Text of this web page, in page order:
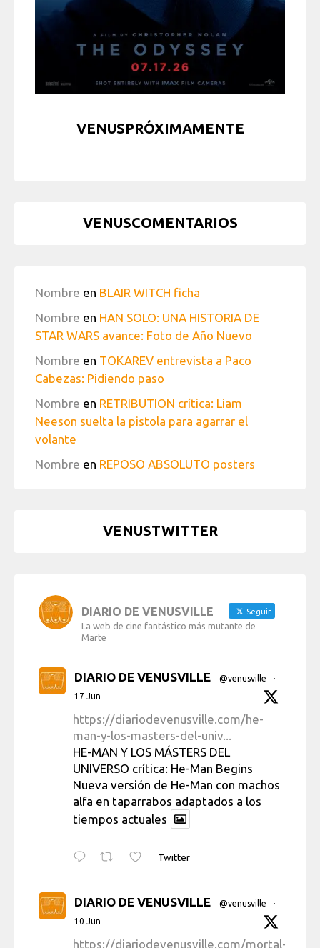
VENUSPRÓXIMAMENTE
VENUSCOMENTARIOS
Nombre en BLAIR WITCH ficha
Nombre en HAN SOLO: UNA HISTORIA DE
STAR WARS avance: Foto de Año Nuevo
Nombre en TOKAREV entrevista a Paco
Cabezas: Pidiendo paso
Nombre en RETRIBUTION crítica: Liam
Neeson suelta la pistola para agarrar el
volante
Nombre en REPOSO ABSOLUTO posters
VENUSTWITTER
DIARIO DE VENUSVILLE Seguir
La web de cine fantástico más mutante de
Marte
DIARIO DE VENUSVILLE @venusville
·
17 Jun
https://diariodevenusville.com/he-
man-y-los-masters-del-univ...
HE-MAN Y LOS MÁSTERS DEL
UNIVERSO crítica: He-Man Begins
Nueva versión de He-Man con machos
alfa en taparrabos adaptados a los
tiempos actuales
Twitter
DIARIO DE VENUSVILLE @venusville
·
10 Jun
https://diariodevenusville.com/mortal-